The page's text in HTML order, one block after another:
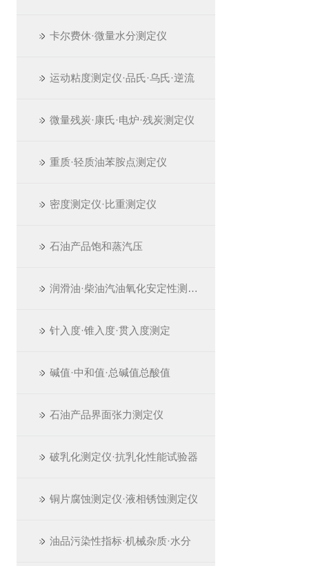
卡尔费休·微量水分测定仪
运动粘度测定仪·品氏·乌氏·逆流
微量残炭·康氏·电炉·残炭测定仪
重质·轻质油苯胺点测定仪
密度测定仪·比重测定仪
石油产品饱和蒸汽压
润滑油·柴油汽油氧化安定性测定仪
针入度·锥入度·贯入度测定
碱值·中和值·总碱值总酸值
石油产品界面张力测定仪
破乳化测定仪·抗乳化性能试验器
铜片腐蚀测定仪·液相锈蚀测定仪
油品污染性指标·机械杂质·水分